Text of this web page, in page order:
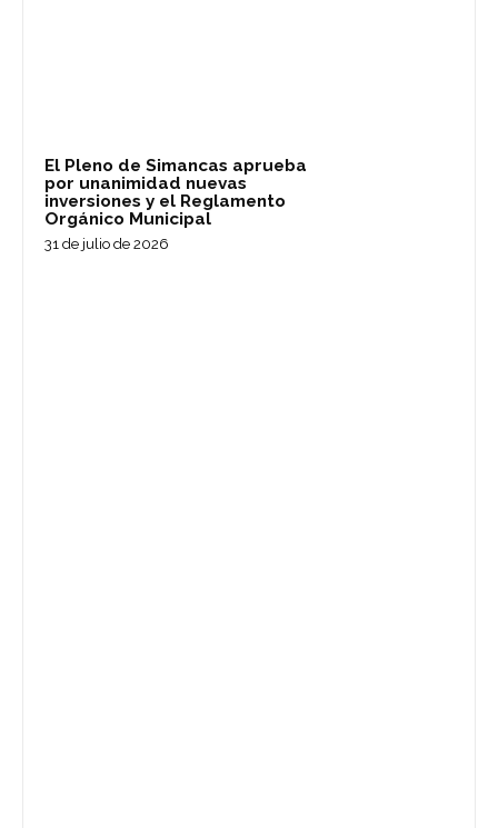
El Pleno de Simancas aprueba
por unanimidad nuevas
inversiones y el Reglamento
Orgánico Municipal
31 de julio de 2026